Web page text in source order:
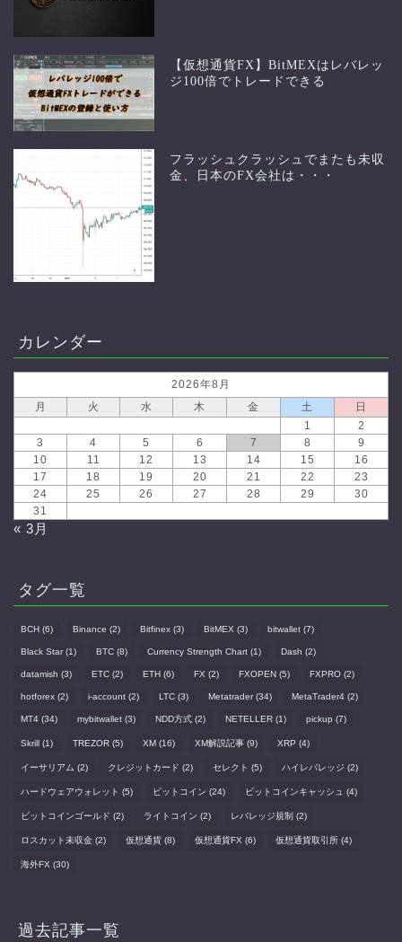
【仮想通貨FX】BitMEXはレバレッ
ジ100倍でトレードできる
フラッシュクラッシュでまたも未収
金、日本のFX会社は・・・
カレンダー
2026年8月
月
火 水 木 金 土
日
1
2
3
4 5 6 7 8
9
10
11 12 13 14 15
16
17
18 19 20 21 22
23
24
25 26 27 28 29
30
31
« 3月
タグ一覧
BCH (6) Binance (2) Bitfinex (3) BitMEX (3) bitwallet (7)
Black Star(1) BTC (8) Currency Strength Chart (1) Dash (2)
datamish (3) ETC (2) ETH (6) FX (2) FXOPEN (5) FXPRO (2)
hotforex (2) i-account (2) LTC (3) Metatrader(34) MetaTrader4 (2)
MT4 (34) mybitwallet (3) NDD方式 (2) NETELLER (1) pickup (7)
Skrill (1) TREZOR (5) XM (16) XM解説記事 (9) XRP (4)
イーサリアム (2) クレジットカード (2) セレクト (5) ハイレバレッジ (2)
ハードウェアウォレット (5) ビットコイン (24) ビットコインキャッシュ (4)
ビットコインゴールド (2) ライトコイン (2) レバレッジ規制 (2)
ロスカット未収金 (2) 仮想通貨 (8) 仮想通貨FX (6) 仮想通貨取引所 (4)
海外FX (30)
過去記事一覧